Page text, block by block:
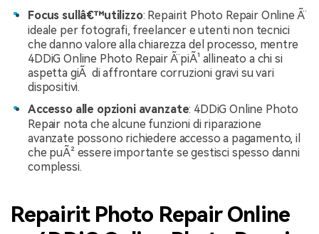
Focus sullâ€™utilizzo: Repairit Photo Repair Online Ã¨
ideale per fotografi, freelancer e utenti non tecnici
che danno valore alla chiarezza del processo, mentre
4DDiG Online Photo Repair Ã¨ piÃ¹ allineato a chi si
aspetta giÃ di affrontare corruzioni gravi su vari
dispositivi.
Accesso alle opzioni avanzate: 4DDiG Online Photo
Repair nota che alcune funzioni di riparazione
avanzate possono richiedere accesso a pagamento, il
che puÃ² essere importante se gestisci spesso danni
complessi.
Repairit Photo Repair Online